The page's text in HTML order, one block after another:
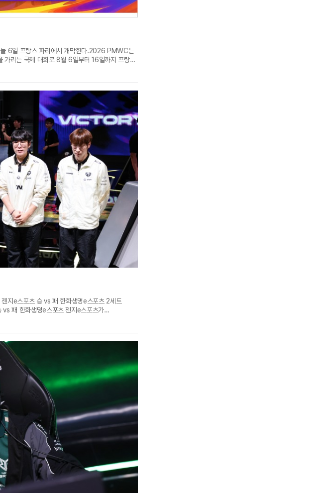
6일 프랑스 파리에서 개막한다.2026 PMWC는
가리는 국제 대회로 8월 6일부터 16일까지 프랑스
World Cup, 이하 EWC)과 연계하여
그랜드 파이널에 직행하고, 중위권 팀
지e스포츠 승 vs 패 한화생명e스포츠 2세트
패 한화생명e스포츠 젠지e스포츠가
울 종로구 그랑서울 롤파크 LCK 아레나에서 열린
중반 탑 공허유충 전투서 이득을 챙